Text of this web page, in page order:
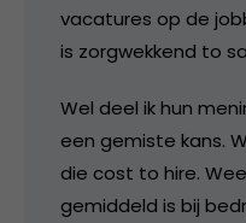
vacatures op de
is zorgwekkend to
Wel deel ik hun
een gemiste kans.
die cost to hire.
gemiddeld is bij